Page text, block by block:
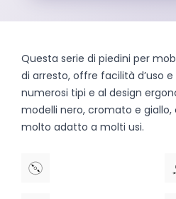
Questa serie di piedini per
di arresto, offre facilità d’uso
numerosi tipi e al design
modelli nero, cromato e
molto adatto a molti usi.